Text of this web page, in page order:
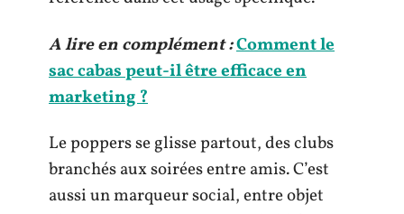
A lire en complément :Comment le
sac cabas peut-il être efficace en
marketing ?
Le poppers se glisse partout, des clubs
branchés aux soirées entre amis. C’est
aussi un marqueur social, entre objet